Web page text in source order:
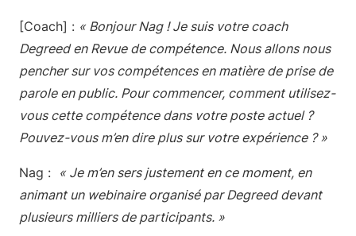
[Coach] : « Bonjour Nag ! Je suis votre coach
Degreed en Revue de compétence. Nous allons nous
pencher sur vos compétences en matière de prise de
parole en public. Pour commencer, comment utilisez-
vous cette compétence dans votre poste actuel ?
Pouvez-vous m’en dire plus sur votre expérience ? »
Nag : « Je m’en sers justement en ce moment, en
animant un webinaire organisé par Degreed devant
plusieurs milliers de participants. »